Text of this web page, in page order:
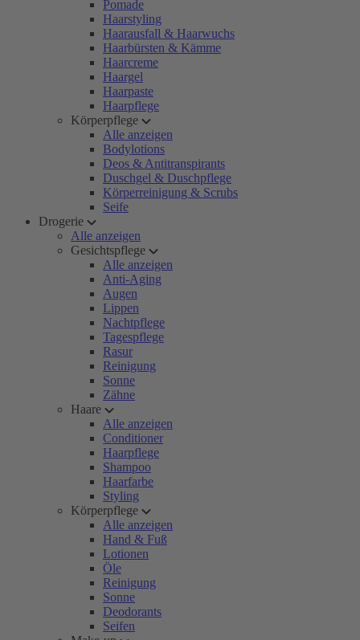
Pomade
Haarstyling
Haarausfall & Haarwuchs
Haarbürsten & Kämme
Haarcreme
Haargel
Haarpaste
Haarpflege
Körperpflege
Alle anzeigen
Bodylotions
Deos & Antitranspirants
Duschgel & Duschpflege
Körperreinigung & Scrubs
Seife
Drogerie
Alle anzeigen
Gesichtspflege
Alle anzeigen
Anti-Aging
Augen
Lippen
Nachtpflege
Tagespflege
Rasur
Reinigung
Sonne
Zähne
Haare
Alle anzeigen
Conditioner
Haarpflege
Shampoo
Haarfarbe
Styling
Körperpflege
Alle anzeigen
Hand & Fuß
Lotionen
Öle
Reinigung
Sonne
Deodorants
Seifen